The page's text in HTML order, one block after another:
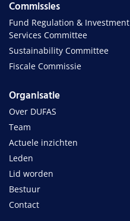
Commissies
Fund Regulation & Investment
Services Committee
Sustainability Committee
Fiscale Commissie
Organisatie
Over DUFAS
Team
Actuele inzichten
Leden
Lid worden
Bestuur
Contact